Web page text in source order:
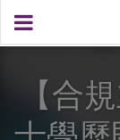
【合